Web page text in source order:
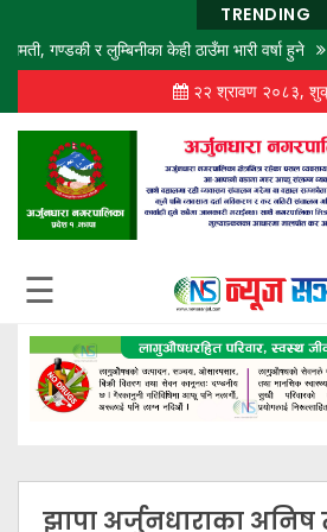
TRENDING
र लुम्बिनीका केही ठाउँमा भारी वर्षा हुने
२२ श्रावण २०८३,
☰
झापा अर्जुनधाराका अनिष
पृष्ठ
समाज
विचार
शिक्षा
बजार
राजनीति